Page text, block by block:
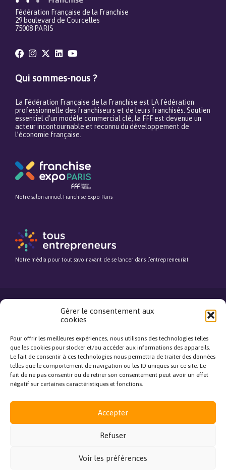
Gérer le consentement aux
cookies
Pour offrir les meilleures expériences, nous utilisons des technologies telles
que les cookies pour stocker et/ou accéder aux informations des appareils.
Le fait de consentir à ces technologies nous permettra de traiter des données
telles que le comportement de navigation ou les ID uniques sur ce site. Le
fait de ne pas consentir ou de retirer son consentement peut avoir un effet
négatif sur certaines caractéristiques et fonctions.
Accepter
Refuser
Voir les préférences
Fédération Française de la Franchise
29 boulevard de Courcelles
75008 PARIS
Qui sommes-nous ?
La Fédération Française de la Franchise est LA fédération
professionnelle des franchiseurs et de leurs franchisés. Soutien
essentiel d’un modèle commercial clé, la FFF est devenue un
acteur incontournable et reconnu du développement de
l’économie française.
Notre salon annuel Franchise Expo Paris
Notre média pour tout savoir avant de se lancer dans l’entrepreneuriat
©Fédération Française de la Franchise. Tous droits réservés.
close
Bonjour, je réponds à toutes
vos questions !
J'ai une question